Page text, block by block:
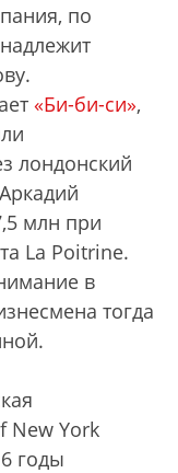
по
«Би-би-си»,
лондонский
млн при
La Poitrine.
в
тогда
New York
годы